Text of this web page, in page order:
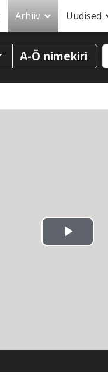
Arhiiv Uudised
A-Ö nimekiri
Esita